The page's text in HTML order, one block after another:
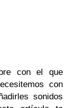
con el que
con
sonidos